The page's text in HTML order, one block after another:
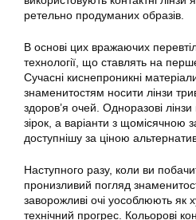
ретельно продуманих образів.
В основі цих вражаючих
технології, що ставлять на
Сучасні киснепроникні
знаменитостям носити лінзи
здоров’я очей. Одноразові
зірок, а варіанти з щомісячною
доступнішу за ціною
Наступного разу, коли ви
пронизливий погляд
заворожливі очі уособлюють як
технічний прогрес. Кольорові